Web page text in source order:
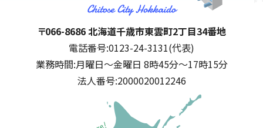
千歳市
住所:
〒066-8686 北海道千歳市東雲町2丁目34番地
電話番号:0123-24-3131(代表)
業務時間:月曜日～金曜日 8時45分～17時15分
法人番号:2000020012246